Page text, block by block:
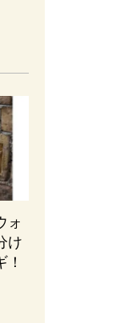
ォ
け